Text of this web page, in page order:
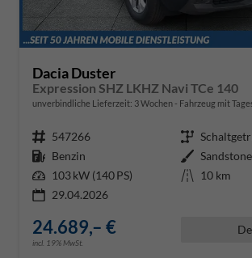
Dacia Duster
Expression SHZ LKHZ Navi TCe 140
unverbindliche Lieferzeit: 3 Wochen Fahrzeug mit
Fahrzeugnr. 547266 Getriebe
Kraftstoff Benzin Außenfarbe
Leistung 103 kW (140 PS) Kilometerstand 10 km
29.04.2026
24.689,– €
incl. 19% MwSt.